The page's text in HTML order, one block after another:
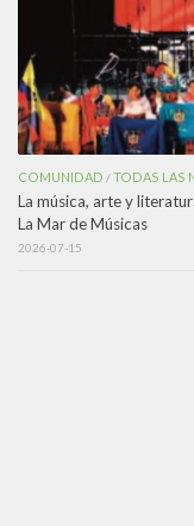
COMUNIDAD /TODAS LAS
La música, arte y
La Mar de Músicas
2026-07-15